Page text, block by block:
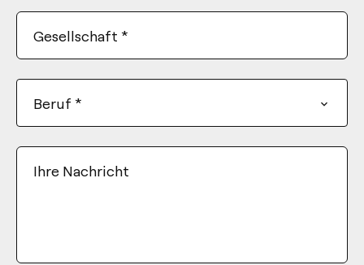
Gesellschaft *
Beruf *
Ihre Nachricht